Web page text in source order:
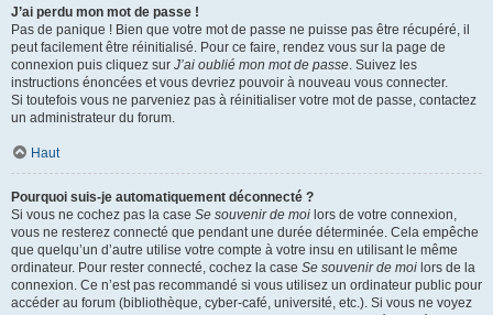
J’ai perdu mon mot de passe !
Pas de panique ! Bien que votre mot de passe ne puisse pas être récupéré, il
peut facilement être réinitialisé. Pour ce faire, rendez vous sur la page de
connexion puis cliquez sur J’ai oublié mon mot de passe . Suivez les
instructions énoncées et vous devriez pouvoir à nouveau vous connecter.
Si toutefois vous ne parveniez pas à réinitialiser votre mot de passe, contactez
un administrateur du forum.
Haut
Pourquoi suis-je automatiquement déconnecté ?
Si vous ne cochez pas la case Se souvenir de moi lors de votre connexion,
vous ne resterez connecté que pendant une durée déterminée. Cela empêche
que quelqu’un d’autre utilise votre compte à votre insu en utilisant le même
ordinateur. Pour rester connecté, cochez la case Se souvenir de moi lors de la
connexion. Ce n’est pas recommandé si vous utilisez un ordinateur public pour
accéder au forum (bibliothèque, cyber-café, université, etc.). Si vous ne voyez